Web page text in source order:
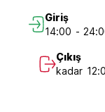
Giriş
14:00 -
Çıkış
kadar